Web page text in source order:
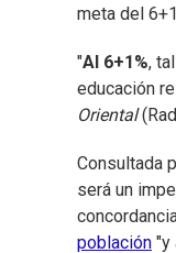
meta del
"Al 6+1%,
educación
Oriental
Consultada
será un
población "y